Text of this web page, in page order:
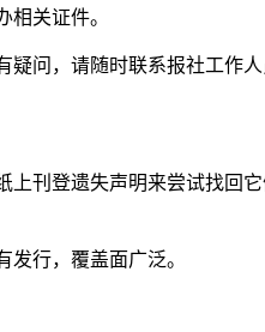
关证件。
问，请随时联系报社工作人
刊登遗失声明来尝试找回
行，覆盖面广泛。